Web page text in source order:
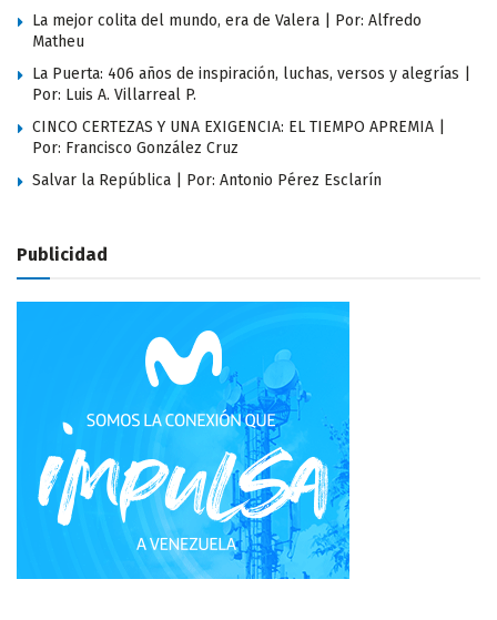
La mejor colita del mundo, era de Valera | Por: Alfredo
Matheu
La Puerta: 406 años de inspiración, luchas, versos y alegrías |
Por: Luis A. Villarreal P.
CINCO CERTEZAS Y UNA EXIGENCIA: EL TIEMPO APREMIA |
Por: Francisco González Cruz
Salvar la República | Por: Antonio Pérez Esclarín
Publicidad